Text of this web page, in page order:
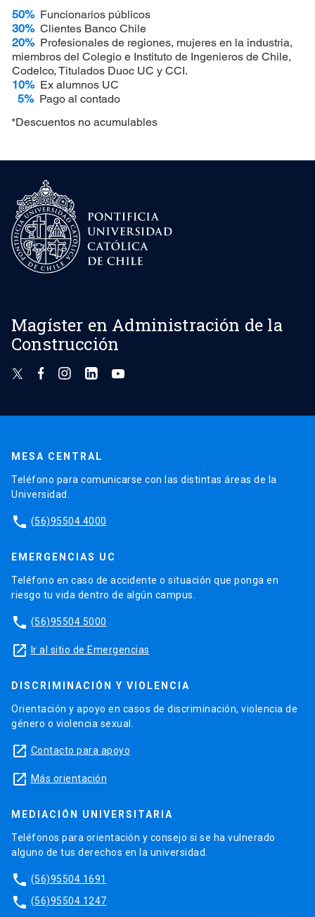
50%Funcionarios públicos
30% Clientes Banco Chile
20% Profesionales de regiones, mujeres en la industria,
miembros del Colegio e Instituto de Ingenieros de Chile,
Codelco, Titulados Duoc UC y CCI.
10%Ex alumnos UC
5% Pago al contado
*Descuentos no acumulables
Magíster en Administración de la
Construcción
MESA CENTRAL
Teléfono para comunicarse con las distintas áreas de la
Universidad.
phone (56)95504 4000
EMERGENCIAS UC
Teléfono en caso de accidente o situación que ponga en
riesgo tu vida dentro de algún campus.
phone (56)95504 5000
launch Ir al sitio de Emergencias
DISCRIMINACIÓN Y VIOLENCIA
Orientación y apoyo en casos de discriminación, violencia de
género o violencia sexual.
launch Contacto para apoyo
launch Más orientación
MEDIACIÓN UNIVERSITARIA
Teléfonos para orientación y consejo si se ha vulnerado
alguno de tus derechos en la universidad.
phone (56)95504 1691
phone (56)95504 1247